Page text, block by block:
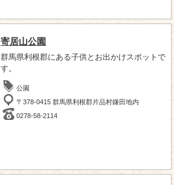
寄居山公園
群馬県利根郡にある子供とお出かけスポットで
す。
公園
〒378-0415 群馬県利根郡片品村鎌田地内
0278-58-2114